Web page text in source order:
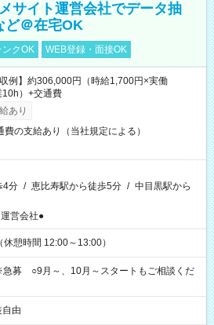
サイト運営会社でデータ抽
ど＠在宅OK
ンクOK WEB登録・面接OK
例】約306,000円（時給1,700円×実働
）+交通費
あり
費の支給あり（当社規定による）
4分 / 恵比寿駅から徒歩5分 / 中目黒駅から
営会社●
憩時間 12:00～13:00）
募 ○9月～、10月～スタートもご相談くだ
自由